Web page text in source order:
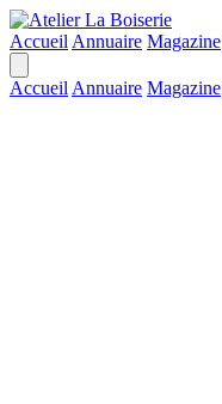
Accueil Annuaire Magazine
Accueil Annuaire Magazine